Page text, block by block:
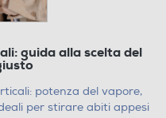
e al tipo di alimenti da
facili da montare
complicazioni. Chi
modalità manualiper
mentre chi preferisce
guida alla scelta del
potenza del vapore,
per stirare abiti appesi